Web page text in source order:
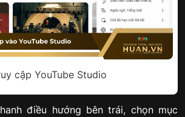
cập YouTube Studio
điều hướng bên trái, chọn mục